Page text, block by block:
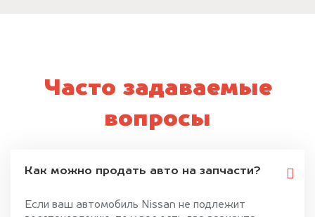
Часто задаваемые
вопросы
Как можно продать авто на запчасти?
Если ваш автомобиль Nissan не подлежит